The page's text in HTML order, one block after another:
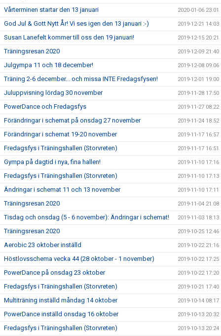
Vårterminen startar den 13 januari 2020-01-06 23:01
God Jul & Gott Nytt År! Vi ses igen den 13 januari :-) 2019-12-21 14:03
Susan Lanefelt kommer till oss den 19 januari! 2019-12-15 20:21
Träningsresan 2020 2019-12-09 21:40
Julgympa 11 och 18 december! 2019-12-08 09:06
Träning 2-6 december... och missa INTE Fredagsfysen! 2019-12-01 19:00
Juluppvisning lördag 30 november 2019-11-28 17:50
PowerDance och Fredagsfys 2019-11-27 08:22
Förändringar i schemat på onsdag 27 november 2019-11-24 18:52
Förändringar i schemat 19-20 november 2019-11-17 16:57
Fredagsfys i Träningshallen (Storvreten) 2019-11-17 16:51
Gympa på dagtid i nya, fina hallen! 2019-11-10 17:16
Fredagsfys i Träningshallen (Storvreten) 2019-11-10 17:13
Ändringar i schemat 11 och 13 november 2019-11-10 17:11
Träningsresan 2020 2019-11-04 21:08
Tisdag och onsdag (5 - 6 november): Ändringar i schemat! 2019-11-03 18:13
Träningsresan 2020 2019-10-25 12:46
Aerobic 23 oktober inställd 2019-10-22 21:16
Höstlovsschema vecka 44 (28 oktober - 1 november) 2019-10-22 17:25
PowerDance på onsdag 23 oktober 2019-10-22 17:20
Fredagsfys i Träningshallen (Storvreten) 2019-10-21 17:40
Multiträning inställd måndag 14 oktober 2019-10-14 08:17
PowerDance inställd onsdag 16 oktober 2019-10-13 20:32
Fredagsfys i Träningshallen (Storvreten) 2019-10-13 20:24